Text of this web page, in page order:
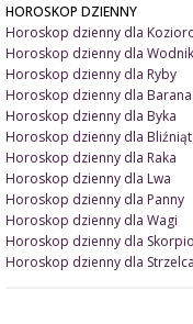
HOROSKOP DZIENNY
Horoskop dzienny dla
Horoskop dzienny dla
Horoskop dzienny dla Ryby
Horoskop dzienny dla Barana
Horoskop dzienny dla Byka
Horoskop dzienny dla Bliźniąt
Horoskop dzienny dla Raka
Horoskop dzienny dla Lwa
Horoskop dzienny dla Panny
Horoskop dzienny dla Wagi
Horoskop dzienny dla
Horoskop dzienny dla Strzelca